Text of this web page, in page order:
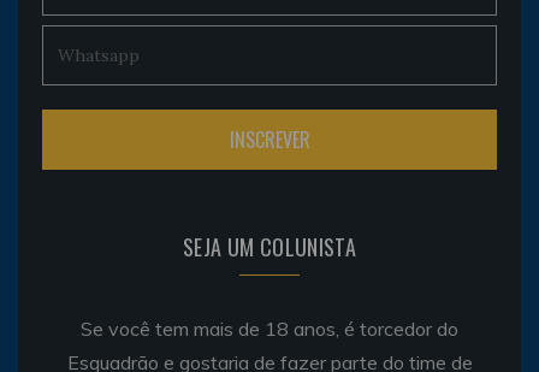
SEJA UM COLUNISTA
Se você tem mais de 18 anos, é torcedor do
Esquadrão e gostaria de fazer parte do time de